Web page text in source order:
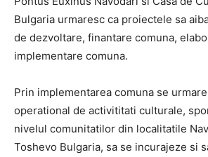
Bulgaria urmaresc ca proiectele sa
de dezvoltare, finantare comuna,
implementare comuna.
Prin implementarea comuna se
operational de activititati culturale,
nivelul comunitatilor din localitatile
Toshevo Bulgaria, sa se incurajeze si